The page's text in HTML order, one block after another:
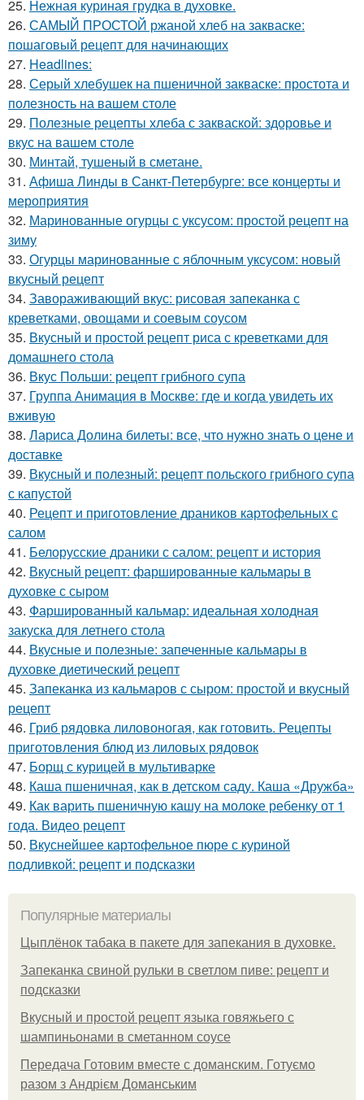
25. Нежная куриная грудка в духовке.
26. САМЫЙ ПРОСТОЙ ржаной хлеб на закваске:
пошаговый рецепт для начинающих
27. Headlines:
28. Серый хлебушек на пшеничной закваске: простота и
полезность на вашем столе
29. Полезные рецепты хлеба с закваской: здоровье и
вкус на вашем столе
30. Минтай, тушеный в сметане.
31. Афиша Линды в Санкт-Петербурге: все концерты и
мероприятия
32. Маринованные огурцы с уксусом: простой рецепт на
зиму
33. Огурцы маринованные с яблочным уксусом: новый
вкусный рецепт
34. Завораживающий вкус: рисовая запеканка с
креветками, овощами и соевым соусом
35. Вкусный и простой рецепт риса с креветками для
домашнего стола
36. Вкус Польши: рецепт грибного супа
37. Группа Анимация в Москве: где и когда увидеть их
вживую
38. Лариса Долина билеты: все, что нужно знать о цене и
доставке
39. Вкусный и полезный: рецепт польского грибного супа
с капустой
40. Рецепт и приготовление драников картофельных с
салом
41. Белорусские драники с салом: рецепт и история
42. Вкусный рецепт: фаршированные кальмары в
духовке с сыром
43. Фаршированный кальмар: идеальная холодная
закуска для летнего стола
44. Вкусные и полезные: запеченные кальмары в
духовке диетический рецепт
45. Запеканка из кальмаров с сыром: простой и вкусный
рецепт
46. Гриб рядовка лиловоногая, как готовить. Рецепты
приготовления блюд из лиловых рядовок
47. Борщ с курицей в мультиварке
48. Каша пшеничная, как в детском саду. Каша «Дружба»
49. Как варить пшеничную кашу на молоке ребенку от 1
года. Видео рецепт
50. Вкуснейшее картофельное пюре с куриной
подливкой: рецепт и подсказки
Популярные материалы
Цыплёнок табака в пакете для запекания в духовке.
Запеканка свиной рульки в светлом пиве: рецепт и
подсказки
Вкусный и простой рецепт языка говяжьего с
шампиньонами в сметанном соусе
Передача Готовим вместе с доманским. Готуємо
разом з Андрієм Доманським